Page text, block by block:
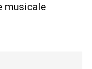
musicale